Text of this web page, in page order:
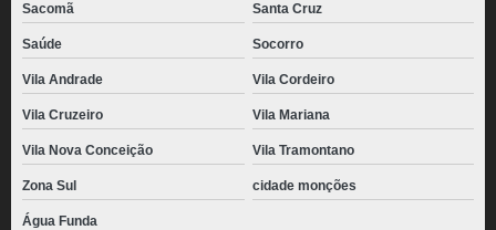
Sacomã Santa Cruz
Saúde Socorro
Vila Andrade Vila Cordeiro
Vila Cruzeiro Vila Mariana
Vila Nova Conceição Vila Tramontano
Zona Sul cidade monções
Água Funda